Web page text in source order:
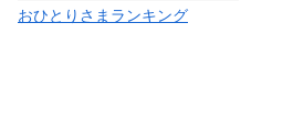
おひとりさまランキング